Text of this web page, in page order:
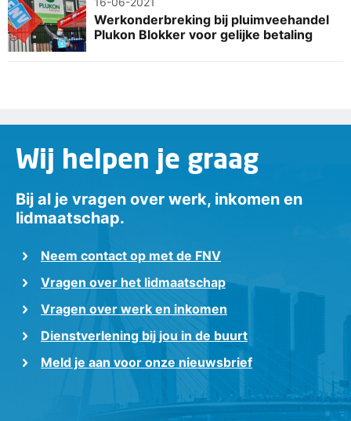
Werkonderbreking bij pluimveehandel
Plukon Blokker voor gelijke betaling
Wij helpen je graag
Bij al je vragen over werk, inkomen en
lidmaatschap.
Neem contact op met de FNV
Vragen over het lidmaatschap
Vragen over werk en inkomen
Dienstverlening bij jou in de buurt
Meld je aan voor onze nieuwsbrief